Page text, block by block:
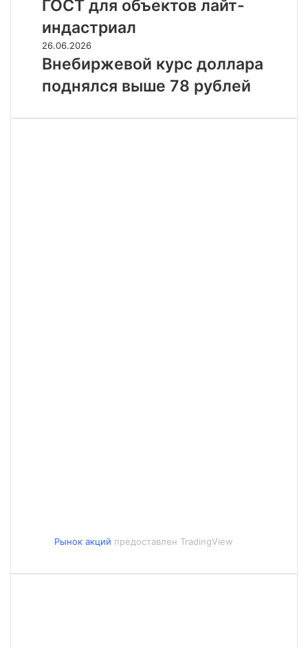
новый
ГОСТ
для
объектов
лайт-
индастриал
ГОСТ для объектов лайт-
индастриал
Внебиржевой
курс
доллара
поднялся
78
26.06.2026
Внебиржевой курс доллара
поднялся выше 78 рублей
Рынок акций предоставлен TradingView